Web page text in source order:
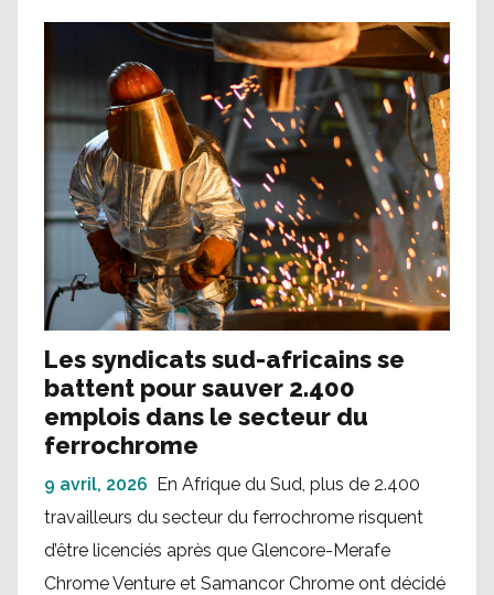
Les syndicats sud-africains se
battent pour sauver 2.400
emplois dans le secteur du
ferrochrome
9 avril, 2026 En Afrique du Sud, plus de 2.400
travailleurs du secteur du ferrochrome risquent
d’être licenciés après que Glencore-Merafe
Chrome Venture et Samancor Chrome ont décidé